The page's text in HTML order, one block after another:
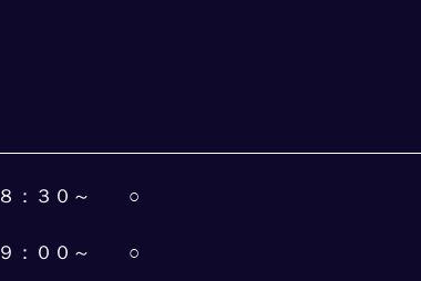
８：３０～　　○
９：００～　　○